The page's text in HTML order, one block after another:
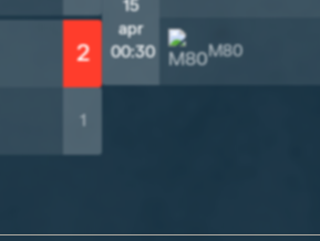
2
1
15
apr
00:30
M80